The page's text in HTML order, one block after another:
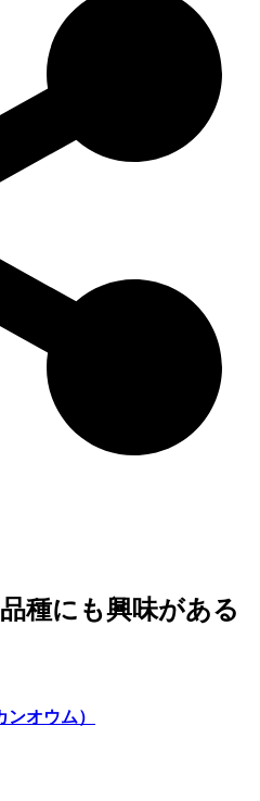
を叩くことで知られ、鳥の世界
の音楽的なパフォーマンスが評
種にも興味がある
オウム）